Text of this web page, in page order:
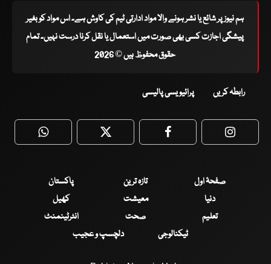
ہم نیوز پر شائع یا نشر ہونے والا مواد ادارتی ٹیم کی کاوش ہے۔ اس مواد کو بغیر
پیشگی اجازت کسی بھی صورت میں استعمال یا نقل کرنا درست نہیں۔ تمام
حقوق محفوظ ہیں © 2026
رابطہ کریں پرائیویسی پالیسی
WhatsApp Twitter Facebook
صفحۂ اول تازہ ترین
پاکستان
دنیا
معیشت
کھیل
تعلیم
صحت
انٹرٹینمنٹ
ٹیکنالوجی
دلچسپ و عجیب